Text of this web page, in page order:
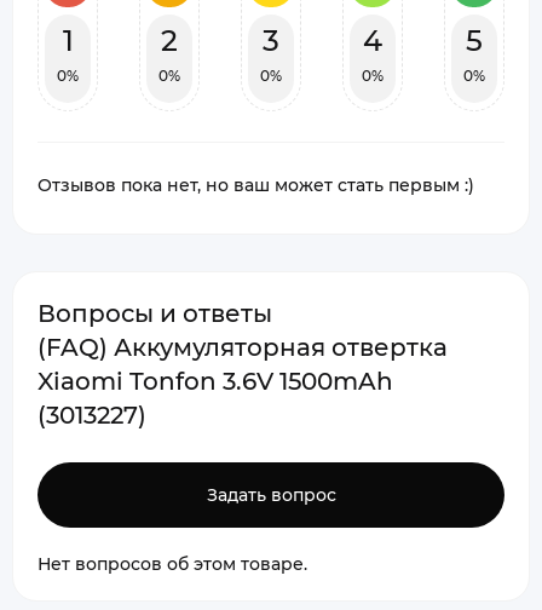
1
0%
2
0%
3
0%
4
0%
5
0%
Отзывов пока нет, но ваш может стать первым :)
Вопросы и ответы
(FAQ) Аккумуляторная отвертка
Xiaomi Tonfon 3.6V 1500mAh
(3013227)
Задать вопрос
Нет вопросов об этом товаре.